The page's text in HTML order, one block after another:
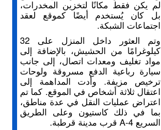
لم يكن فقط مكانًا لتخزين المخدرات،
بل كان يُستخدم أيضًا كموقع لعقد
اجتماعات الشبكة.
وتم العثور داخل المنزل على 32
كيلوغرامًا من الحشيش، بالإضافة إلى
مواد تغليف ومعدات اتصال، إلى جانب
سيارة رباعية الدفع مسروقة ولوحات
ترخيص مزيفة. وأدت المداهمة إلى
اعتقال ثلاثة أشخاص في الموقع. كما تم
اعتراض عمليات النقل في عدة مناطق،
بما في ذلك كاستيون وعلى الطريق
السريع A-4 قرب مدينة قرطبة.